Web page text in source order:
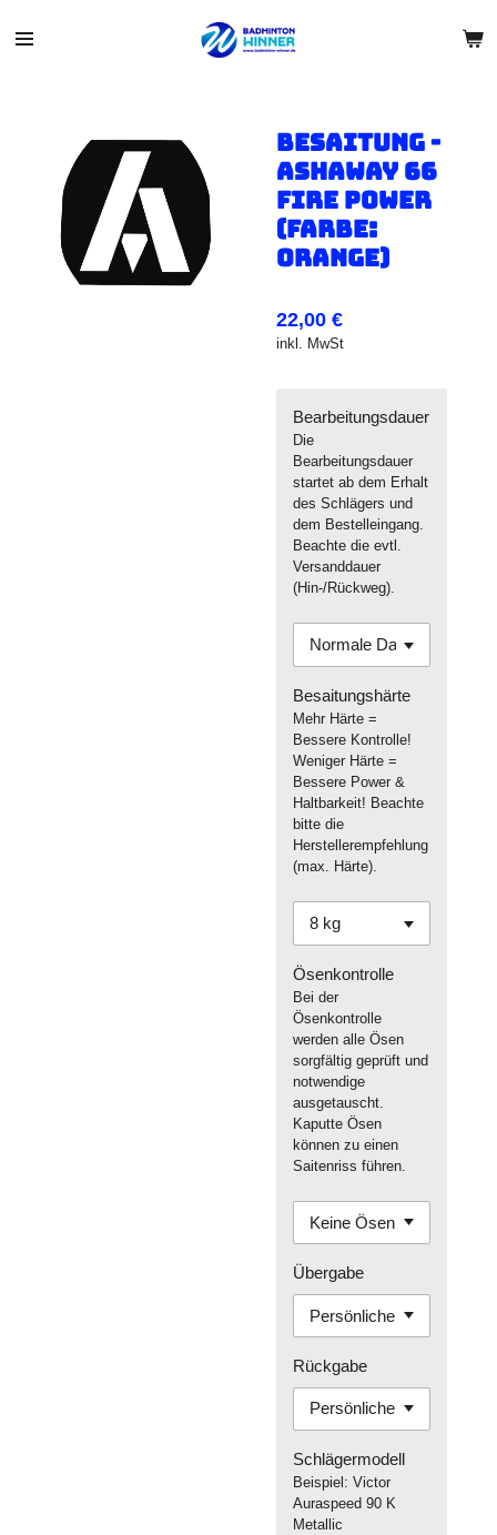
Hauptinhalt
Besaitung -
Ashaway 66
Fire Power
(Farbe:
Orange)
22,00 €
inkl. MwSt
Bearbeitungsdauer
Die
Bearbeitungsdauer
startet ab dem Erhalt
des Schlägers und
dem Bestelleingang.
Beachte die evtl.
Versanddauer
(Hin-/Rückweg).
Besaitungshärte
Mehr Härte =
Bessere Kontrolle!
Weniger Härte =
Bessere Power &
Haltbarkeit! Beachte
bitte die
Herstellerempfehlung
(max. Härte).
Ösenkontrolle
Bei der
Ösenkontrolle
werden alle Ösen
sorgfältig geprüft und
notwendige
ausgetauscht.
Kaputte Ösen
können zu einen
Saitenriss führen.
Übergabe
Rückgabe
Schlägermodell
Beispiel: Victor
Auraspeed 90 K
Metallic